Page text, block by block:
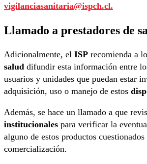
vigilanciasanitaria@ispch.cl.
Llamado a prestadores de
Adicionalmente, el ISP recomienda a
salud difundir esta información entre
usuarios y unidades que puedan estar
adquisición, uso o manejo de estos
Además, se hace un llamado a que
institucionales para verificar la
alguno de estos productos
comercialización.